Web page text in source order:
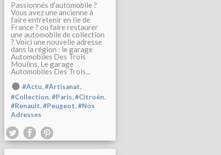
Passionnés d'automobile ?
Vous avez une ancienne à
faire entretenir en Ile de
France ? ou faire restaurer
une automobile de collection
? Voici une nouvelle adresse
dans la région : le garage
Automobiles Des Trois
Moulins. Le garage
Automobiles Des Trois...
#Actu,#Artisanat,
#Collection,#Paris,#Citroën,
#Renault,#Peugeot,#Nos
Adresses